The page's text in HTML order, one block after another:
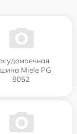
Miele PG
8052